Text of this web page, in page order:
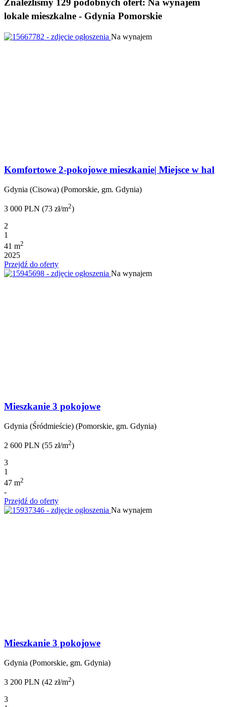
Znaleźliśmy 129 podobnych ofert: Na wynajem
lokale mieszkalne - Gdynia Pomorskie
Na wynajem
Komfortowe 2-pokojowe mieszkanie| Miejsce w hal
Gdynia (Cisowa) (Pomorskie, gm. Gdynia)
3 000 PLN (73 zł/m2)
2
1
41 m2
2025
Przejdź do oferty
Na wynajem
Mieszkanie 3 pokojowe
Gdynia (Śródmieście) (Pomorskie, gm. Gdynia)
2 600 PLN (55 zł/m2)
3
1
47 m2
-
Przejdź do oferty
Na wynajem
Mieszkanie 3 pokojowe
Gdynia (Pomorskie, gm. Gdynia)
3 200 PLN (42 zł/m2)
3